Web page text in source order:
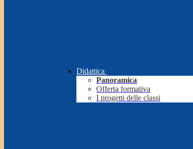
Didattica
Panoramica
Offerta formativa
I progetti delle classi